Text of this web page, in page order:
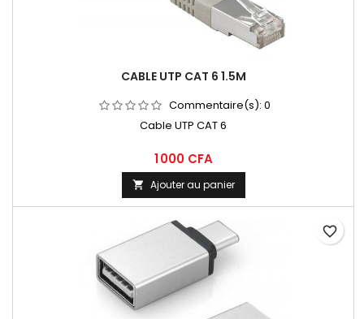
CABLE UTP CAT 6 1.5M
Commentaire(s): 0
Cable UTP CAT 6
1 000 CFA
 Ajouter au panier
favorite_border